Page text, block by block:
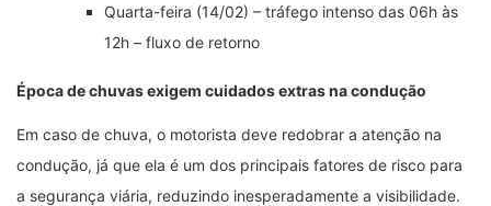
Quarta-feira (14/02) – tráfego intenso das 06h às
12h – fluxo de retorno
Época de chuvas exigem cuidados extras na condução
Em caso de chuva, o motorista deve redobrar a atenção na
condução, já que ela é um dos principais fatores de risco para
a segurança viária, reduzindo inesperadamente a visibilidade.